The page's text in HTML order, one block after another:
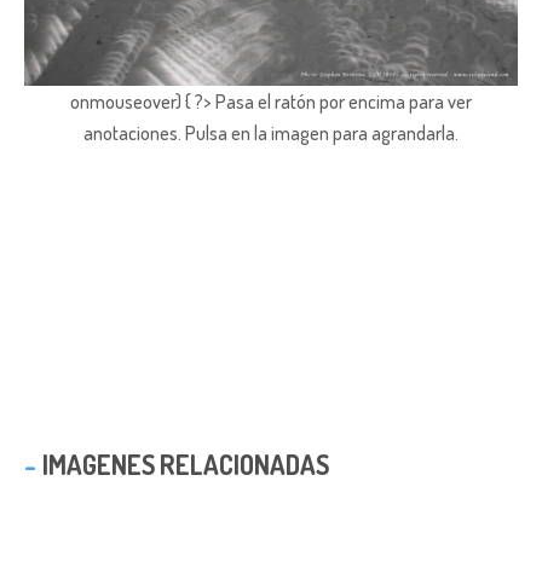
onmouseover) { ?> Pasa el ratón por encima para ver
anotaciones. Pulsa en la imagen para agrandarla.
IMAGENES RELACIONADAS